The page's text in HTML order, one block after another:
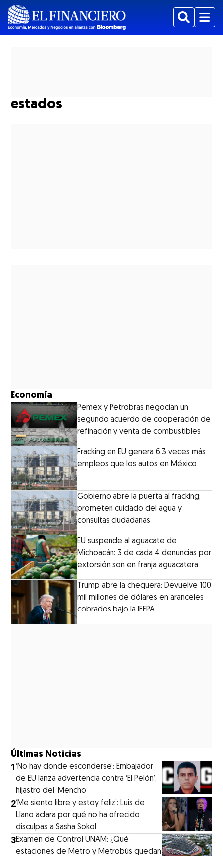
BuscarMenu
estados
Economía
Pemex y Petrobras negocian un
segundo acuerdo de cooperación de
refinación y venta de combustibles
Fracking en EU genera 6.3 veces más
empleos que los autos en México
Gobierno abre la puerta al fracking;
prometen cuidado del agua y
consultas ciudadanas
EU suspende al aguacate de
Michoacán: 3 de cada 4 denuncias por
extorsión son en franja aguacatera
Trump abre la chequera: Devuelve 100
mil millones de dólares en aranceles
cobrados bajo la IEEPA
Últimas Noticias
1‘No hay donde esconderse’: Embajador
de EU lanza advertencia contra ‘El Pelón’,
hijastro del ‘Mencho’
2‘Me siento libre y estoy feliz’: Luis de
Llano aclara por qué no ha ofrecido
disculpas a Sasha Sokol
3Examen de Control UNAM: ¿Qué
estaciones de Metro y Metrobús quedan